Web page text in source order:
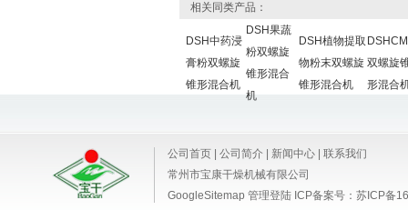
相关同类产品：
DSH中药浸
膏粉双螺旋
锥形混合机
DSH果蔬
粉双螺旋
锥形混合
机
DSH植物提取
物粉末双螺旋
锥形混合机
双螺旋
形混合
公司首页 公司简介 新闻中心
联系我们
常州市宝康干燥机械有限公司
GoogleSitemap 管理登陆 ICP备案号： 苏ICP备